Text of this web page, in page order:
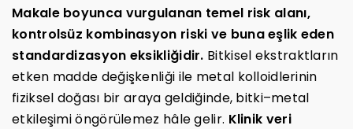
Makale boyunca vurgulanan temel risk alanı,
kontrolsüz kombinasyon riski ve buna eşlik eden
standardizasyon eksikliğidir. Bitkisel ekstraktların
etken madde değişkenliği ile metal kolloidlerinin
fiziksel doğası bir araya geldiğinde, bitki–metal
etkileşimi öngörülemez hâle gelir. Klinik veri